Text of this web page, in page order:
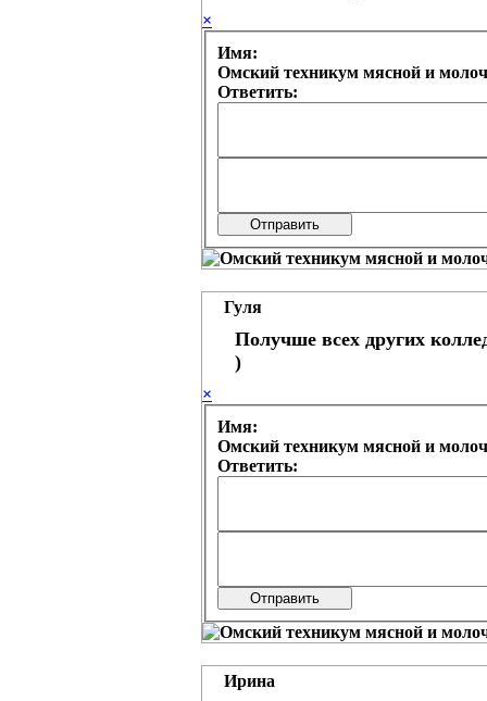
×
Имя:
Омский техникум мясной и
Ответить:
Гуля
Получше всех других
)
×
Имя:
Омский техникум мясной и
Ответить:
Ирина